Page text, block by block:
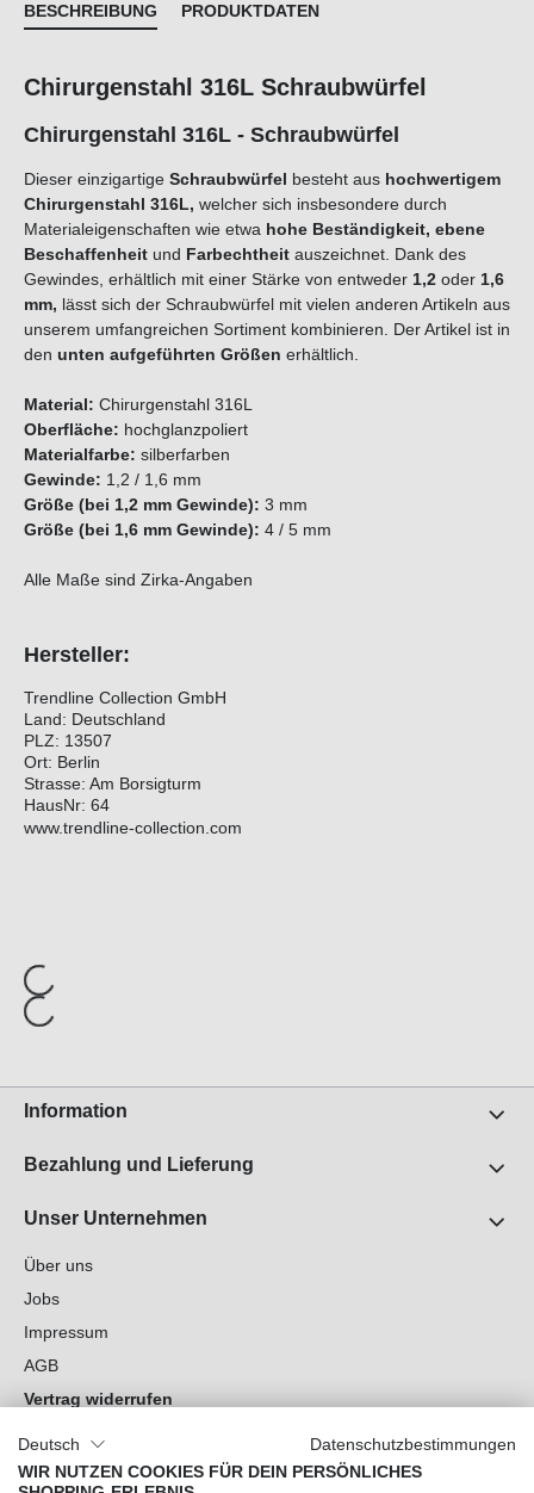
BESCHREIBUNG PRODUKTDATEN
Chirurgenstahl 316L Schraubwürfel
Chirurgenstahl 316L - Schraubwürfel
Dieser einzigartige Schraubwürfel besteht aus hochwertigem
Chirurgenstahl 316L, welcher sich insbesondere durch
Materialeigenschaften wie etwa hohe Beständigkeit, ebene
Beschaffenheit und Farbechtheit auszeichnet. Dank des
Gewindes, erhältlich mit einer Stärke von entweder 1,2 oder 1,6
mm, lässt sich der Schraubwürfel mit vielen anderen Artikeln aus
unserem umfangreichen Sortiment kombinieren. Der Artikel ist in
den unten aufgeführten Größen erhältlich.
Material: Chirurgenstahl 316L
Oberfläche: hochglanzpoliert
Materialfarbe: silberfarben
Gewinde: 1,2 / 1,6 mm
Größe (bei 1,2 mm Gewinde): 3 mm
Größe (bei 1,6 mm Gewinde): 4 / 5 mm
Alle Maße sind Zirka-Angaben
Hersteller:
Trendline Collection GmbH
Land: Deutschland
PLZ: 13507
Ort: Berlin
Strasse: Am Borsigturm
HausNr: 64
www.trendline-collection.com
Information
Bezahlung und Lieferung
Unser Unternehmen
Über uns
Jobs
Impressum
AGB
Vertrag widerrufen
Cookie-Einstellungen
Deutsch
Datenschutzbestimmungen
WIR NUTZEN COOKIES FÜR DEIN PERSÖNLICHES